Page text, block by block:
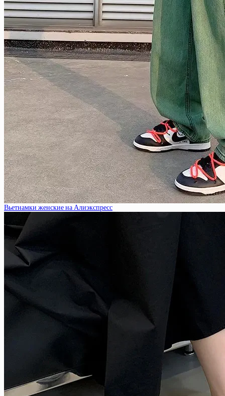
Вьетнамки женские на Алиэкспресс